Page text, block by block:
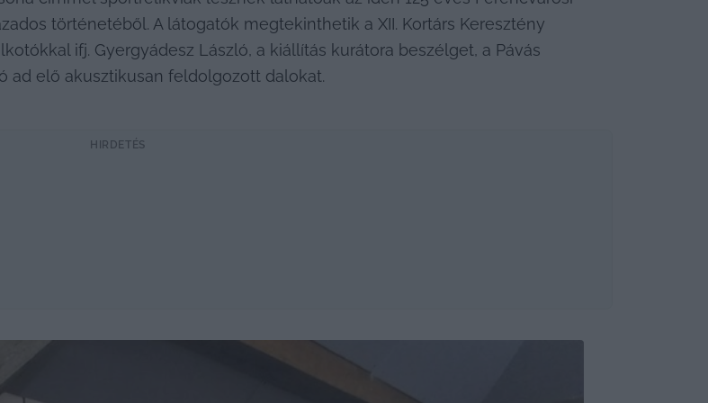
történetéből. A látogatók megtekinthetik a XII. Kortárs Keresztény
ifj. Gyergyádesz László, a kiállítás kurátora beszélget, a Pávás
ad elő akusztikusan feldolgozott dalokat.
HIRDETÉS